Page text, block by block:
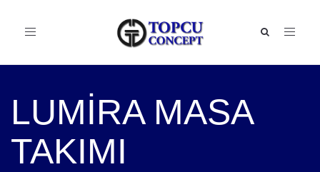
Toggle
LUMİRA MASA
TAKIMI